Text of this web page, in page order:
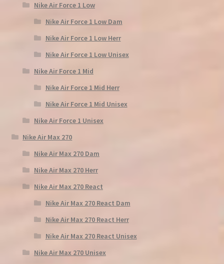
Nike Air Force 1 Low
Nike Air Force 1 Low Dam
Nike Air Force 1 Low Herr
Nike Air Force 1 Low Unisex
Nike Air Force 1 Mid
Nike Air Force 1 Mid Herr
Nike Air Force 1 Mid Unisex
Nike Air Force 1 Unisex
Nike Air Max 270
Nike Air Max 270 Dam
Nike Air Max 270 Herr
Nike Air Max 270 React
Nike Air Max 270 React Dam
Nike Air Max 270 React Herr
Nike Air Max 270 React Unisex
Nike Air Max 270 Unisex